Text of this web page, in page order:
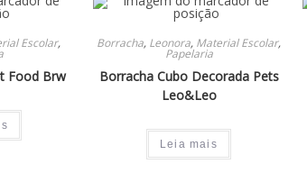
Escolar,
Food Brw
Borracha, Leonora, Material Escolar,
Papelaria
Borracha Cubo Decorada Pets
Leo&Leo
Leia mais